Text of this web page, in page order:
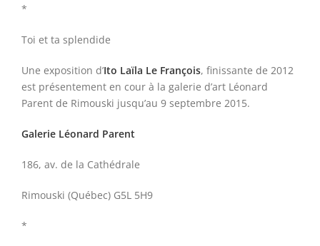
*
Toi et ta splendide
Une exposition d’Ito Laïla Le François, finissante de 2012
est présentement en cour à la galerie d’art Léonard
Parent de Rimouski jusqu’au 9 septembre 2015.
Galerie Léonard Parent
186, av. de la Cathédrale
Rimouski (Québec) G5L 5H9
*